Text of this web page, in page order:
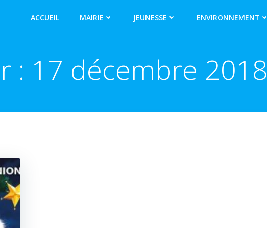
ACCUEIL MAIRIE JEUNESSE ENVIRONNEMENT
: 17 décembre 2018